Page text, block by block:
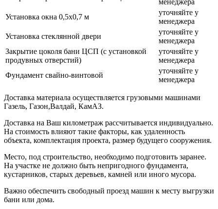
менеджера
Установка окна 0,5х0,7 м
уточняйте у
менеджера
Установка стеклянной двери
уточняйте у
менеджера
Закрытие цоколя бани ЦСП (с установкой
продувных отверстий)
уточняйте у
менеджера
Фундамент свайно-винтовой
уточняйте у
менеджера
Доставка материала осуществляется грузовыми машинами
Газель, Газон,Валдай, КамАЗ.
Доставка на Ваш километраж рассчитывается индивидуально.
На стоимость влияют такие факторы, как удаленность
объекта, комплектация проекта, размер будущего сооружения.
Место, под строительство, необходимо подготовить заранее.
На участке не должно быть непригодного фундамента,
кустарников, старых деревьев, камней или иного мусора.
Важно обеспечить свободный проезд машин к месту выгрузки
бани или дома.